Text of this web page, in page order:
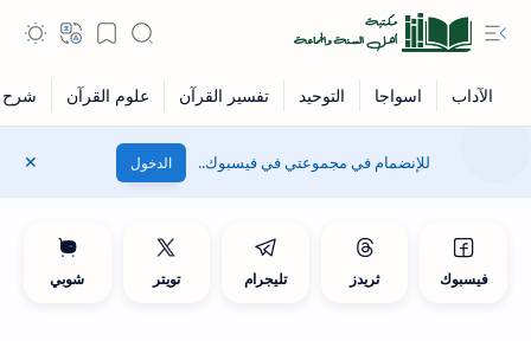
للإنضمام في مجموعتي في فيسبوك.. الدخول
فيسبوك ثريدز تليجرام تويتر شوبي